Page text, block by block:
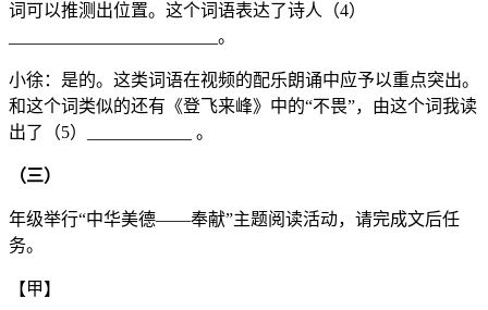
词可以推测出位置。这个词语表达了诗人（4）
________________________。
小徐：是的。这类词语在视频的配乐朗诵中应予以重点突出。
和这个词类似的还有《登飞来峰》中的“不畏”，由这个词我读
出了（5）____________ 。
（三）
年级举行“中华美德——奉献”主题阅读活动，请完成文后任
务。
【甲】